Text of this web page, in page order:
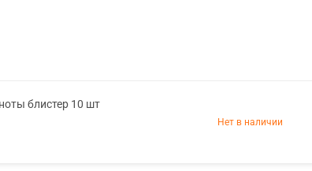
блистер 10 шт
Нет в наличии